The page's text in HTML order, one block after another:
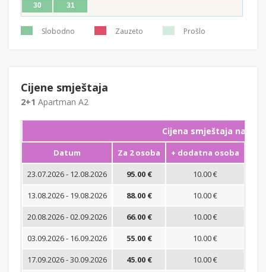
30
31
Slobodno Zauzeto Prošlo
Cijene smještaja
2+1 Apartman A2
Cijena smještaja na noć
Datum Za 2 osoba + dodatna osoba
23.07.2026 - 12.08.2026
95.00 €
10.00 €
13.08.2026 - 19.08.2026
88.00 €
10.00 €
20.08.2026 - 02.09.2026
66.00 €
10.00 €
03.09.2026 - 16.09.2026
55.00 €
10.00 €
17.09.2026 - 30.09.2026
45.00 € 10.00 €